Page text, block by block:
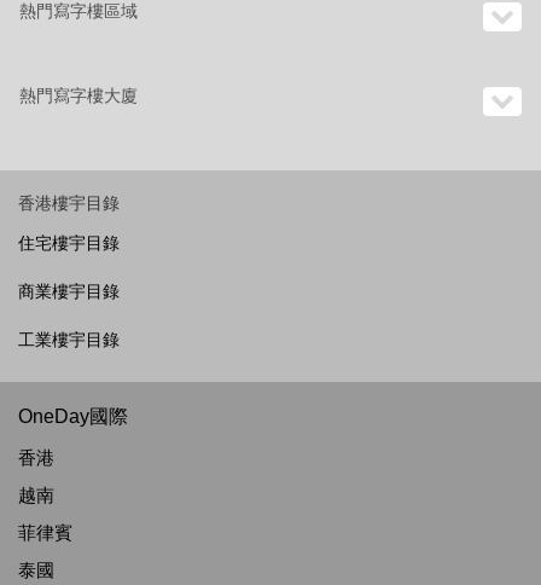
熱門寫字樓區域
熱門寫字樓大廈
香港樓宇目錄
住宅樓宇目錄
商業樓宇目錄
工業樓宇目錄
OneDay國際
香港
越南
菲律賓
泰國